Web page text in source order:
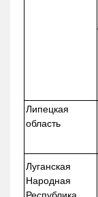
Липецкая
область
Луганская
Народная